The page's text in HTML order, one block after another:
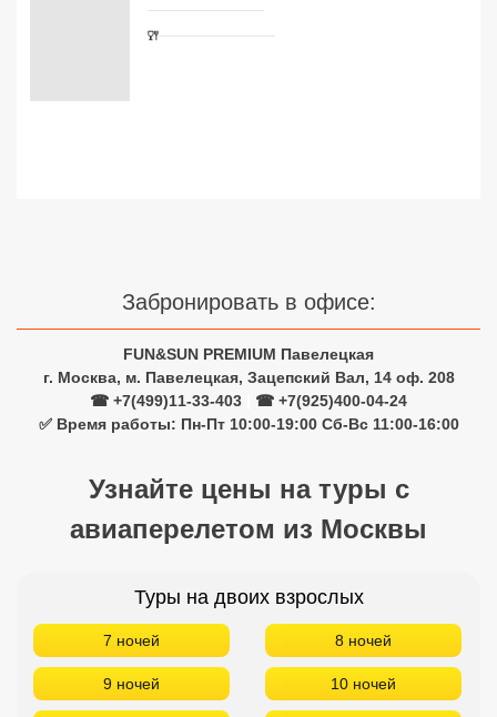
Забронировать в офисе:
FUN&SUN PREMIUM Павелецкая
г. Москва, м. Павелецкая, Зацепский Вал, 14 оф. 208
☎ +7(499)11-33-403
☎ +7(925)400-04-24
✅ Время работы: Пн-Пт 10:00-19:00 Сб-Вс 11:00-16:00
Узнайте цены на туры с
авиаперелетом из Москвы
Туры на двоих взрослых
7 ночей 8 ночей
9 ночей 10 ночей
Сетевые отели Вьетнама
Сетевые отели Мальдив
Сетевые отели Бали
Сетевые отели Маврикия